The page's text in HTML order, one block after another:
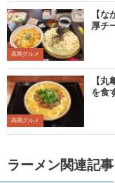
高岡グルメ
【
厚チ
高岡グルメ
【
を食
ラーメン関連記事